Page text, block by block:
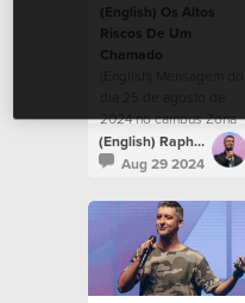
(English) Os Altos
Riscos De Um
Chamado
(English) Mensagem do
dia 25 de agosto de
2024 no campus Zona
Sul.
(English) Raphael Galante
Aug 29 2024